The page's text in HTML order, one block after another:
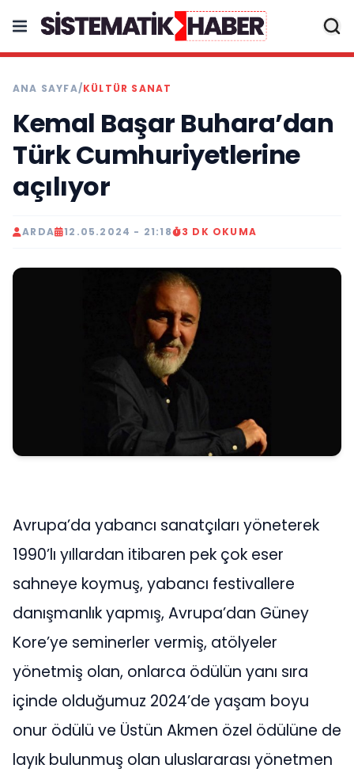
ANA SAYFA/KÜLTÜR SANAT
Kemal Başar Buhara’dan
Türk Cumhuriyetlerine
açılıyor
ARDA 12.05.2024 - 21:18 3 DK OKUMA
Avrupa’da yabancı sanatçıları yöneterek
1990’lı yıllardan itibaren pek çok eser
sahneye koymuş, yabancı festivallere
danışmanlık yapmış, Avrupa’dan Güney
Kore’ye seminerler vermiş, atölyeler
yönetmiş olan, onlarca ödülün yanı sıra
içinde olduğumuz 2024’de yaşam boyu
onur ödülü ve Üstün Akmen özel ödülüne de
layık bulunmuş olan uluslararası yönetmen